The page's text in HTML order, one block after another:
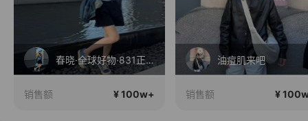
春晓·全球好物·831正在直播
销售额 ¥ 100w+
油痘肌来吧
销售额 ¥